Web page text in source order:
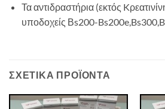
Τα αντιδραστήρια (εκτός
υποδοχείς Βs200-
ΣΧΕΤΙΚΆ ΠΡΟΪΌΝΤΑ